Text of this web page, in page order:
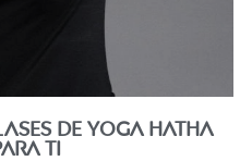
de yoga Hatha
ti